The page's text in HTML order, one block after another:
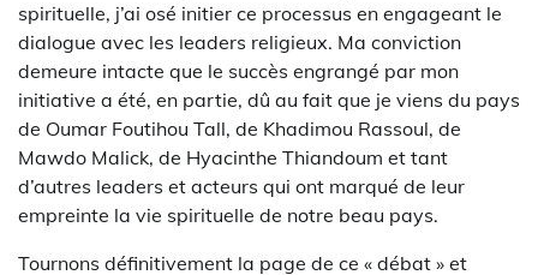
spirituelle, j’ai osé initier ce processus en engageant le
dialogue avec les leaders religieux. Ma conviction
demeure intacte que le succès engrangé par mon
initiative a été, en partie, dû au fait que je viens du pays
de Oumar Foutihou Tall, de Khadimou Rassoul, de
Mawdo Malick, de Hyacinthe Thiandoum et tant
d’autres leaders et acteurs qui ont marqué de leur
empreinte la vie spirituelle de notre beau pays.
Tournons définitivement la page de ce « débat » et